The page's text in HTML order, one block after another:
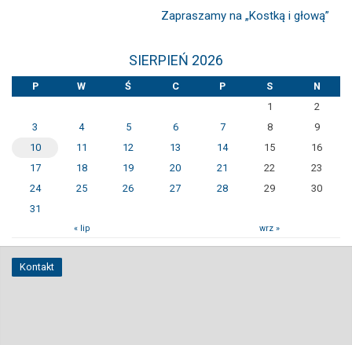
Zapraszamy na „Kostką i głową”
SIERPIEŃ 2026
P W Ś C P S
N
1
2
3
4 5 6 7 8
9
10
11 12 13 14 15
16
17
18 19 20 21 22
23
24
25 26 27 28 29
30
31
« lip wrz »
Kontakt